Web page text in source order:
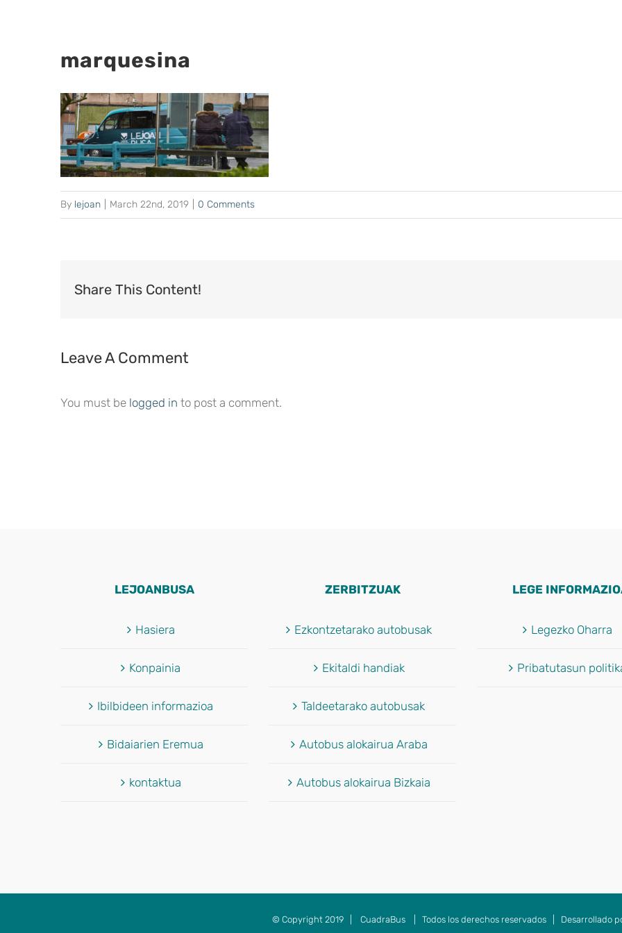
marquesina
By lejoan March 22nd, 2019 0 Comments
Share This Content!
Leave A Comment
You must be logged in to post a comment.
LEJOANBUSA
Hasiera
Konpainia
Ibilbideen informazioa
Bidaiarien Eremua
kontaktua
ZERBITZUAK
Ezkontzetarako autobusak
Ekitaldi handiak
Taldeetarako autobusak
Autobus alokairua Araba
Autobus alokairua Bizkaia
LEGE
Legezko Oharra
Pribatutasun
© Copyright 2019 | CuadraBus | Todos los derechos reservados | Desarrollado